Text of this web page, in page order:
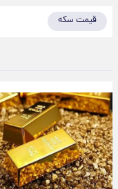
قیمت سکه